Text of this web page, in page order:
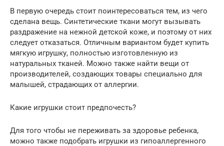
В первую очередь стоит поинтересоваться тем, из чего
сделана вещь. Синтетические ткани могут вызывать
раздражение на нежной детской коже, и поэтому от них
следует отказаться. Отличным вариантом будет купить
мягкую игрушку, полностью изготовленную из
натуральных тканей. Можно также найти вещи от
производителей, создающих товары специально для
малышей, страдающих от аллергии.
Какие игрушки стоит предпочесть?
Для того чтобы не переживать за здоровье ребенка,
можно также подобрать игрушки из гипоаллергенного